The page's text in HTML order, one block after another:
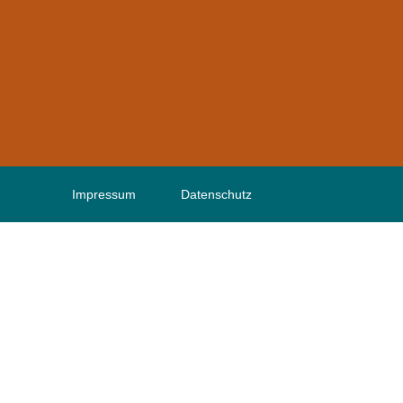
Impressum Datenschutz